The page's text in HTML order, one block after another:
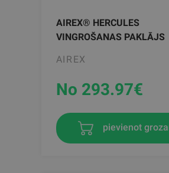
AIREX® HERCULES
VINGROŠANAS PAKLĀJS
AIREX
No 293.97€
pievienot